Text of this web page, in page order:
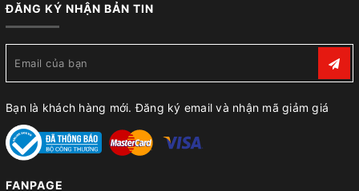
ĐĂNG KÝ NHẬN BẢN TIN
Bạn là khách hàng mới. Đăng ký email và nhận mã giảm giá
FANPAGE